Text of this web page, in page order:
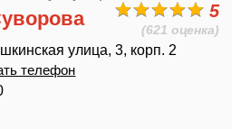
5
(621 оценка)
улица, 3, корп. 2
телефон